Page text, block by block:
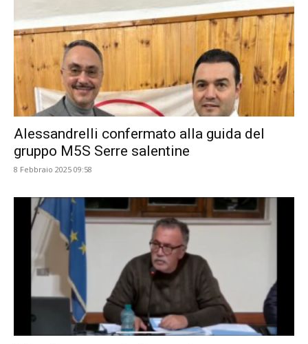
Alessandrelli confermato alla guida del
gruppo M5S Serre salentine
8 Febbraio 2025 09:58